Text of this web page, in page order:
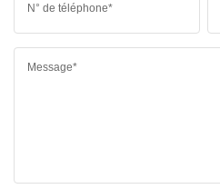
N° de téléphone*
Message*